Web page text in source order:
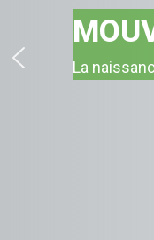
justice